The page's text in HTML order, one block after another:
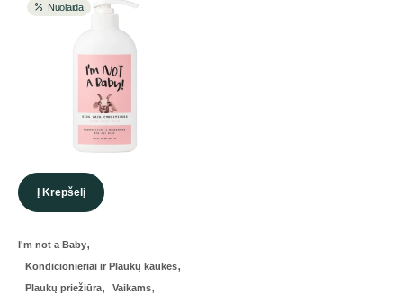
Nuolaida
Į Krepšelį
I'm not a Baby,
Kondicionieriai ir Plaukų kaukės,
Plaukų priežiūra, Vaikams,